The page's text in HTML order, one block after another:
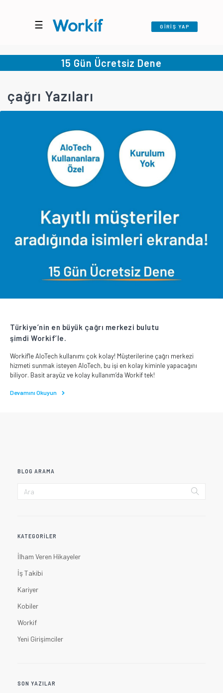
☰ GİRİŞ YAP
15 Gün Ücretsiz Dene
çağrı Yazıları
Türkiye’nin en büyük çağrı merkezi bulutu
şimdi Workif’le.
Workif'le AloTech kullanımı çok kolay! Müşterilerine çağrı merkezi
hizmeti sunmak isteyen AloTech, bu işi en kolay kiminle yapacağını
biliyor. Basit arayüz ve kolay kullanım’da Workif tek!
Devamını Okuyun
BLOG ARAMA
KATEGORILER
İlham Veren Hikayeler
İş Takibi
Kariyer
Kobiler
Workif
Yeni Girişimciler
SON YAZILAR